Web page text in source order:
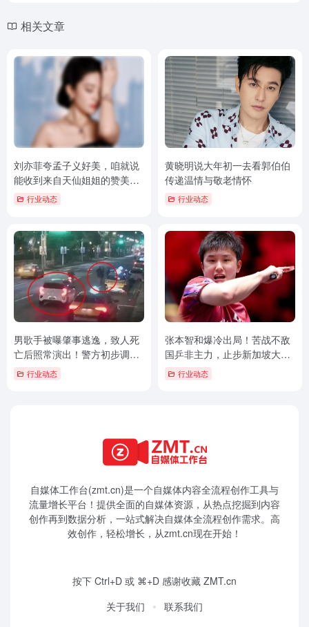
相关文章
刘亦菲夸孟子义好美，咱就说
能收到来自天仙姐姐的赞美，
是美女之间的赞美啦…
行业动态
黄晓明说大年初一去看郭伯伯
传递温情与敬老情怀
行业动态
男歌手被曝肇事逃逸，致人死
亡后照常演出！警方初步调
查：涉嫌酒驾
行业动态
张本智和爆冷出局！苦战不敌
国乒非主力，止步新加坡大满
贯赛32强
行业动态
自媒体工作台(zmt.cn)是一个自媒体内容全流程创作工具与
流量增长平台！提供全面的自媒体资源，从热点挖掘到内容
创作再到数据分析，一站式解决自媒体全流程创作需求。高
效创作，轻松增长，从zmt.cn现在开始！
按下 Ctrl+D 或 ⌘+D 感谢收藏 ZMT.cn
关于我们
联系我们